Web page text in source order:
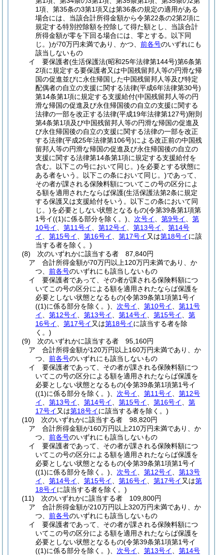
1項、第35条の3第1項又は第36条の規定の適用がある
場合には、当該合計所得金額から令第22条の2第2項に
規定する特別控除額を控除して得た額とし、当該合計
所得金額が零を下回る場合には、零とする。以下同
じ。)が70万円未満であり、かつ、 前各号のいずれにも
該当しないもの
イ
要保護者(生活保護法(昭和25年法律第144号)第6条第
2項に規定する要保護者又は中国残留邦人等の円滑な帰
国の促進並びに永住帰国した中国残留邦人等及び特定
配偶者の自立の支援に関する法律(平成6年法律第30号)
第14条第1項に規定する支援給付(中国残留邦人等の円
滑な帰国の促進及び永住帰国後の自立の支援に関する
法律の一部を改正する法律(平成19年法律第127号)附則
第4条第1項及び中国残留邦人等の円滑な帰国の促進及
び永住帰国後の自立の支援に関する法律の一部を改正
する法律(平成25年法律第106号)による改正前の中国残
留邦人等の円滑な帰国の促進及び永住帰国後の自立の
支援に関する法律第14条第1項に規定する支援給付を
含む。以下この号において同じ。)を必要とする状態に
ある者をいう。以下この条において同じ。)であって、
その者が課される保険料額についてこの号の区分によ
る額を適用されたならば保護(生活保護法第2条に規定
する保護又は支援給付をいう。以下この条において同
じ。)を必要としない状態となるもの(令第39条第1項第
1号イ((1)に係る部分を除く。) 次号イ 第9号イ
第
10号イ
第11号イ 第12号イ 第13号イ
第14号
イ
第15号イ 第16号イ 第17号イ 又は第18号イに該
当する者を除く。)
(8)
次のいずれかに該当する者 87,840円
ア
合計所得金額が70万円以上120万円未満であり、か
つ、 前各号のいずれにも該当しないもの
イ
要保護者であって、その者が課される保険料額につ
いてこの号の区分による額を適用されたならば保護を
必要としない状態となるもの(令第39条第1項第1号イ
((1)に係る部分を除く。) 次号イ 第10号イ
第11号
イ
第12号イ 第13号イ 第14号イ 第15号イ
第
16号イ
第17号イ 又は第18号イに該当する者を除
く。)
(9)
次のいずれかに該当する者 95,160円
ア
合計所得金額が120万円以上160万円未満であり、か
つ、 前各号のいずれにも該当しないもの
イ
要保護者であって、その者が課される保険料額につ
いてこの号の区分による額を適用されたならば保護を
必要としない状態となるもの(令第39条第1項第1号イ
((1)に係る部分を除く。) 次号イ 第11号イ
第12号
イ
第13号イ 第14号イ 第15号イ 第16号イ
第
17号イ 又は第18号イに該当する者を除く。)
(10)
次のいずれかに該当する者 98,820円
ア
合計所得金額が160万円以上210万円未満であり、か
つ、 前各号のいずれにも該当しないもの
イ
要保護者であって、その者が課される保険料額につ
いてこの号の区分による額を適用されたならば保護を
必要としない状態となるもの(令第39条第1項第1号イ
((1)に係る部分を除く。) 次号イ 第12号イ
第13号
イ
第14号イ 第15号イ 第16号イ 第17号イ 又は第
18号イに該当する者を除く。)
(11)
次のいずれかに該当する者 109,800円
ア
合計所得金額が210万円以上320万円未満であり、か
つ、 前各号のいずれにも該当しないもの
イ
要保護者であって、その者が課される保険料額につ
いてこの号の区分による額を適用されたならば保護を
必要としない状態となるもの(令第39条第1項第1号イ
((1)に係る部分を除く。) 次号イ 第13号イ
第14号